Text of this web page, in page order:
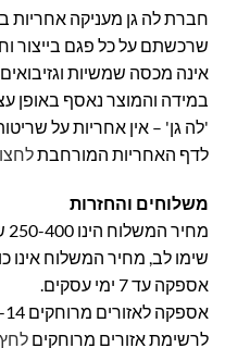
שרכשתם על כל פגם בייצור
אינה מכסה שמשיות
במידה והמוצר נאסף באופן
'לה גן' – אין אחריות על
לדף האחריות המורחבת
משלוחים והחזרות
מחיר המשלוח הינו 250-400 שח וייקבע על פי אזור מגוריכם.
שימו לב, מחיר המשלוח אינו
אספקה עד 7 ימי עסקים.
אספקה לאזורים מרוחקים 10-14 ימי עסקים
לרשימת אזורים מרוחקים